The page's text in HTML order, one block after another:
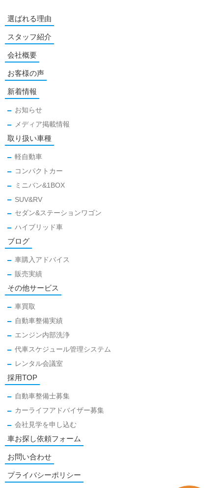
選ばれる理由
スタッフ紹介
会社概要
お客様の声
新着情報
お知らせ
メディア掲載情報
取り扱い車種
軽自動車
コンパクトカー
ミニバン&1BOX
SUV&RV
セダン&ステーションワゴン
ハイブリッド車
ブログ
車購入アドバイス
販売実績
その他サービス
車買取
自動車整備実績
エンジン内部洗浄
代車スケジュール管理システム
レンタル会議室
採用TOP
自動車整備士募集
カーライフアドバイザー募集
会社見学を申し込む
車お探し依頼フォーム
お問い合わせ
プライバシーポリシー